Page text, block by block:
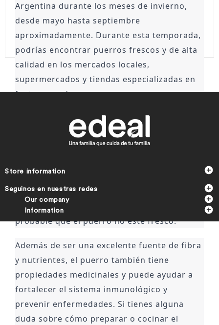
Argentina durante los meses de invierno,
desde mayo hasta septiembre
aproximadamente. Durante esta temporada,
podrías encontrar puerros frescos y de alta
calidad en los mercados locales,
supermercados y tiendas especializadas en
frutas y verduras.
El puerro es un vegetal muy versátil y
nutritivo que se puede utilizar en una amplia
variedad de platos, desde sopas y guisos
importante seleccionar puerros que estén
frescos y con hojas verdes y firmes. Si las
hojas están marchitas o amarillas, es
probable que el puerro no esté fresco.
Además de ser una excelente fuente de fibra
y nutrientes, el puerro también tiene
propiedades medicinales y puede ayudar a
fortalecer el sistema inmunológico y
prevenir enfermedades. Si tienes alguna
duda sobre cómo preparar o cocinar el
Store information 
Seguinos en nuestras redes 
Our company 
Information 